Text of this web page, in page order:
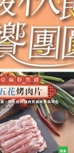
品